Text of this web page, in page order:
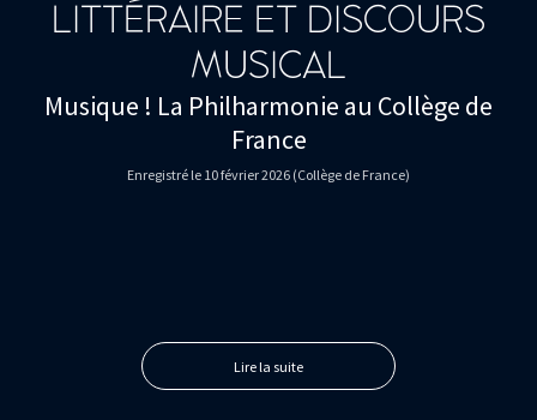
LITTÉRAIRE ET DISCOURS
MUSICAL
Musique ! La Philharmonie au Collège de
France
Enregistré le 10 février 2026 (Collège de France)
Lire la suite